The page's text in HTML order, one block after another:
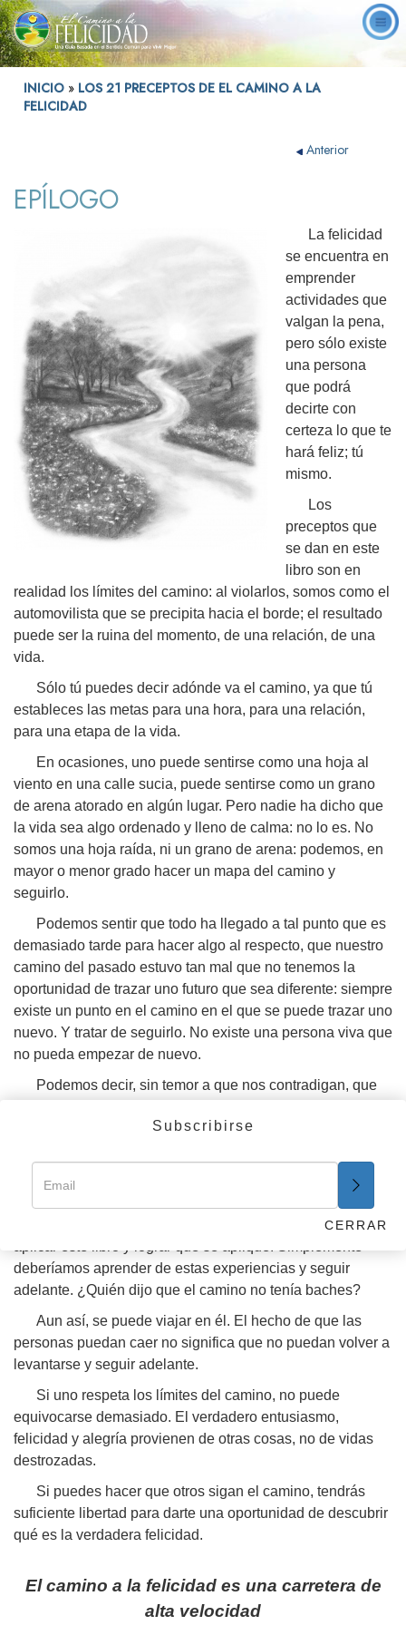
INICIO » LOS 21 PRECEPTOS DE EL CAMINO A LA
FELICIDAD
Anterior
EPÍLOGO
La felicidad
se encuentra en
emprender
actividades que
valgan la pena,
pero sólo existe
una persona
que podrá
decirte con
certeza lo que te
hará feliz; tú
mismo.
Los
preceptos que
se dan en este
libro son en
realidad los límites del camino: al violarlos, somos como el
automovilista que se precipita hacia el borde; el resultado
puede ser la ruina del momento, de una relación, de una
vida.
Sólo tú puedes decir adónde va el camino, ya que tú
estableces las metas para una hora, para una relación,
para una etapa de la vida.
En ocasiones, uno puede sentirse como una hoja al
viento en una calle sucia, puede sentirse como un grano
de arena atorado en algún lugar. Pero nadie ha dicho que
la vida sea algo ordenado y lleno de calma: no lo es. No
somos una hoja raída, ni un grano de arena: podemos, en
mayor o menor grado hacer un mapa del camino y
seguirlo.
Podemos sentir que todo ha llegado a tal punto que es
demasiado tarde para hacer algo al respecto, que nuestro
camino del pasado estuvo tan mal que no tenemos la
oportunidad de trazar uno futuro que sea diferente: siempre
existe un punto en el camino en el que se puede trazar uno
nuevo. Y tratar de seguirlo. No existe una persona viva que
no pueda empezar de nuevo.
Podemos decir, sin temor a que nos contradigan, que
medios de sacarnos del camino, tentarnos a llevar una
tragedia y el pesar.
Claro que tendremos pérdidas ocasionales al tratar de
deberíamos aprender de estas experiencias y seguir
adelante. ¿Quién dijo que el camino no tenía baches?
Aun así, se puede viajar en él. El hecho de que las
personas puedan caer no significa que no puedan volver a
levantarse y seguir adelante.
Si uno respeta los límites del camino, no puede
equivocarse demasiado. El verdadero entusiasmo,
felicidad y alegría provienen de otras cosas, no de vidas
destrozadas.
Si puedes hacer que otros sigan el camino, tendrás
suficiente libertad para darte una oportunidad de descubrir
qué es la verdadera felicidad.
El camino a la felicidad es una carretera de
alta velocidad
Subscribirse
CERRAR